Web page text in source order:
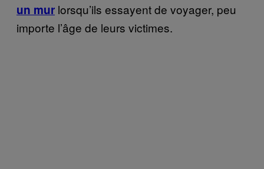
un mur lorsqu’ils essayent de voyager, peu
importe l’âge de leurs victimes.